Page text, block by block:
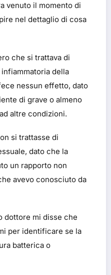
venuto il momento di
nel dettaglio di cosa
che si trattava di
della
nessun effetto, dato
di grave o almeno
altre condizioni.
si trattasse di
dato che la
un rapporto non
avevo conosciuto da
dottore mi disse che
per identificare se la
batterica o